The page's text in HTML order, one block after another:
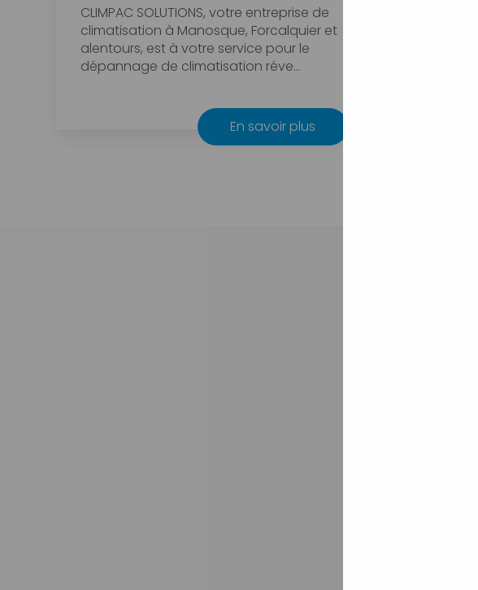
CLIMPAC SOLUTIONS, votre entreprise de
climatisation à Manosque, Forcalquier et
alentours, est à votre service pour le
dépannage de climatisation réve...
En savoir plus